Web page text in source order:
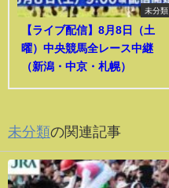
未分類
【ライブ配信】8月8日（土
曜）中央競馬全レース中継
（新潟・中京・札幌）
未分類の関連記事